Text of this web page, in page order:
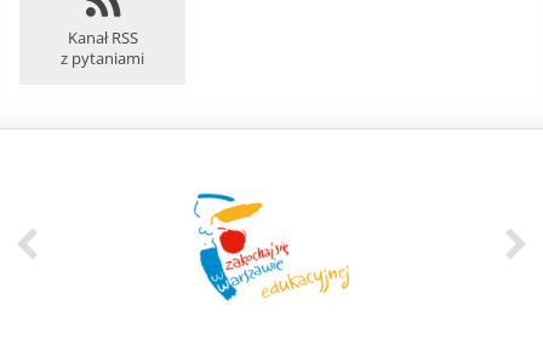
Kanał RSS
z pytaniami